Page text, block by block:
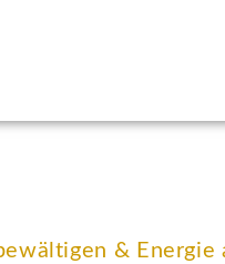
& Energie